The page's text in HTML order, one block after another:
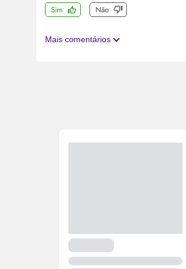
Sim Não
Mais comentários